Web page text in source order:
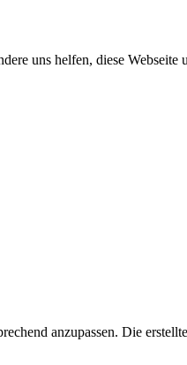
uns helfen, diese
anzupassen. Die